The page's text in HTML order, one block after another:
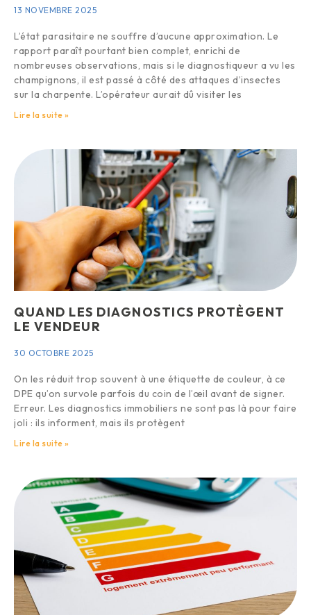
13 NOVEMBRE 2025
L’état parasitaire ne souffre d’aucune approximation. Le
rapport paraît pourtant bien complet, enrichi de
nombreuses observations, mais si le diagnostiqueur a vu les
champignons, il est passé à côté des attaques d’insectes
sur la charpente. L’opérateur aurait dû visiter les
Lire la suite »
QUAND LES DIAGNOSTICS PROTÈGENT
LE VENDEUR
30 OCTOBRE 2025
On les réduit trop souvent à une étiquette de couleur, à ce
DPE qu’on survole parfois du coin de l’œil avant de signer.
Erreur. Les diagnostics immobiliers ne sont pas là pour faire
joli : ils informent, mais ils protègent
Lire la suite »